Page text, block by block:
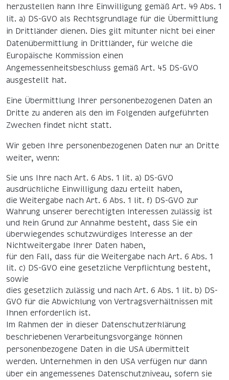
herzustellen kann Ihre Einwilligung gemäß Art. 49 Abs. 1
lit. a) DS-GVO als Rechtsgrundlage für die Übermittlung
in Drittländer dienen. Dies gilt mitunter nicht bei einer
Datenübermittlung in Drittländer, für welche die
Europäische Kommission einen
Angemessenheitsbeschluss gemäß Art. 45 DS-GVO
ausgestellt hat.
Eine Übermittlung Ihrer personenbezogenen Daten an
Dritte zu anderen als den im Folgenden aufgeführten
Zwecken findet nicht statt.
Wir geben Ihre personenbezogenen Daten nur an Dritte
weiter, wenn:
Sie uns Ihre nach Art. 6 Abs. 1 lit. a) DS-GVO
ausdrückliche Einwilligung dazu erteilt haben,
die Weitergabe nach Art. 6 Abs. 1 lit. f) DS-GVO zur
Wahrung unserer berechtigten Interessen zulässig ist
und kein Grund zur Annahme besteht, dass Sie ein
überwiegendes schutzwürdiges Interesse an der
Nichtweitergabe Ihrer Daten haben,
für den Fall, dass für die Weitergabe nach Art. 6 Abs. 1
lit. c) DS-GVO eine gesetzliche Verpflichtung besteht,
sowie
dies gesetzlich zulässig und nach Art. 6 Abs. 1 lit. b) DS-
GVO für die Abwicklung von Vertragsverhältnissen mit
Ihnen erforderlich ist.
Im Rahmen der in dieser Datenschutzerklärung
beschriebenen Verarbeitungsvorgänge können
personenbezogene Daten in die USA übermittelt
werden. Unternehmen in den USA verfügen nur dann
über ein angemessenes Datenschutzniveau, sofern sie